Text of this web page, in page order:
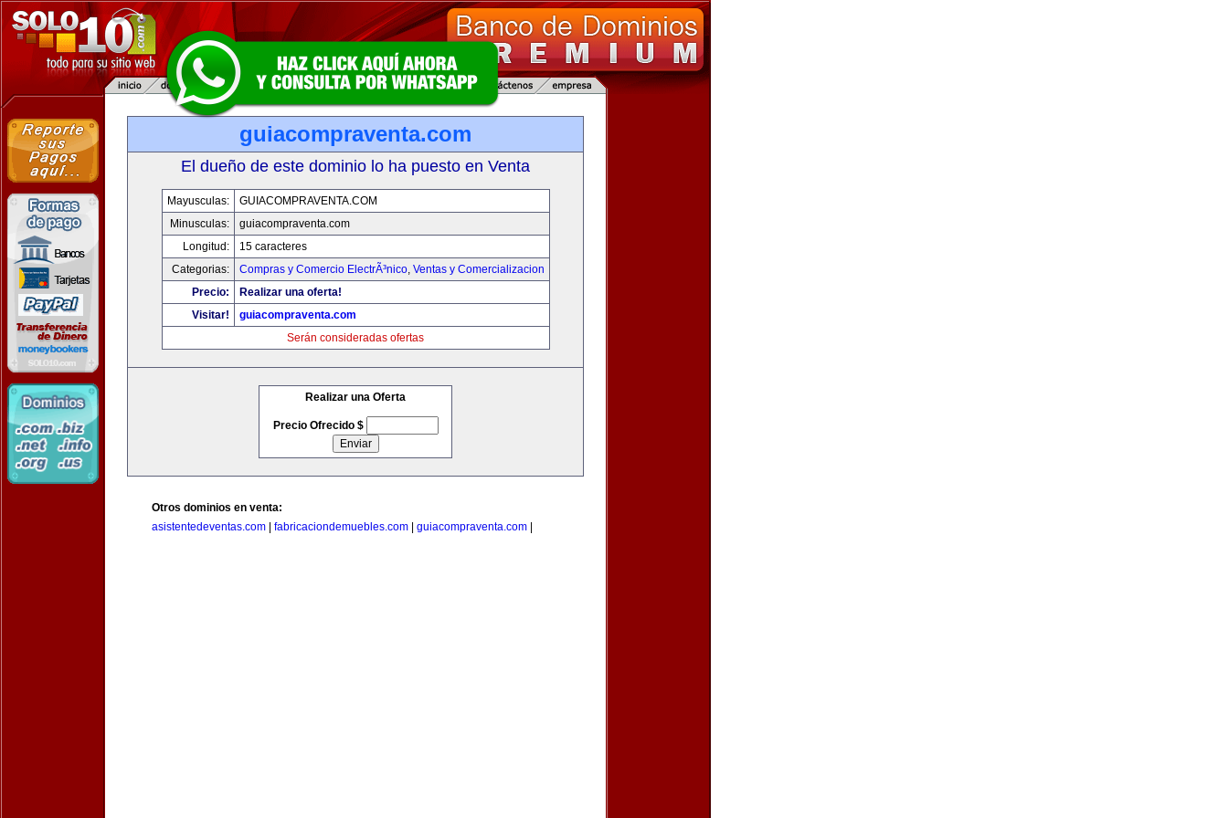
guiacompraventa.com
El dueño de este dominio lo ha puesto en Venta
Mayusculas:
GUIACOMPRAVENTA.COM
Minusculas:
guiacompraventa.com
Longitud:
15 caracteres
Categorias:
Compras y Comercio ElectrÃ³nico, Ventas y Comercializacion
Precio:
Realizar una oferta!
Visitar!
guiacompraventa.com
Serán consideradas ofertas
Realizar una Oferta
Precio Ofrecido $
Otros dominios en venta:
asistentedeventas.com
fabricaciondemuebles.com guiacompraventa.com